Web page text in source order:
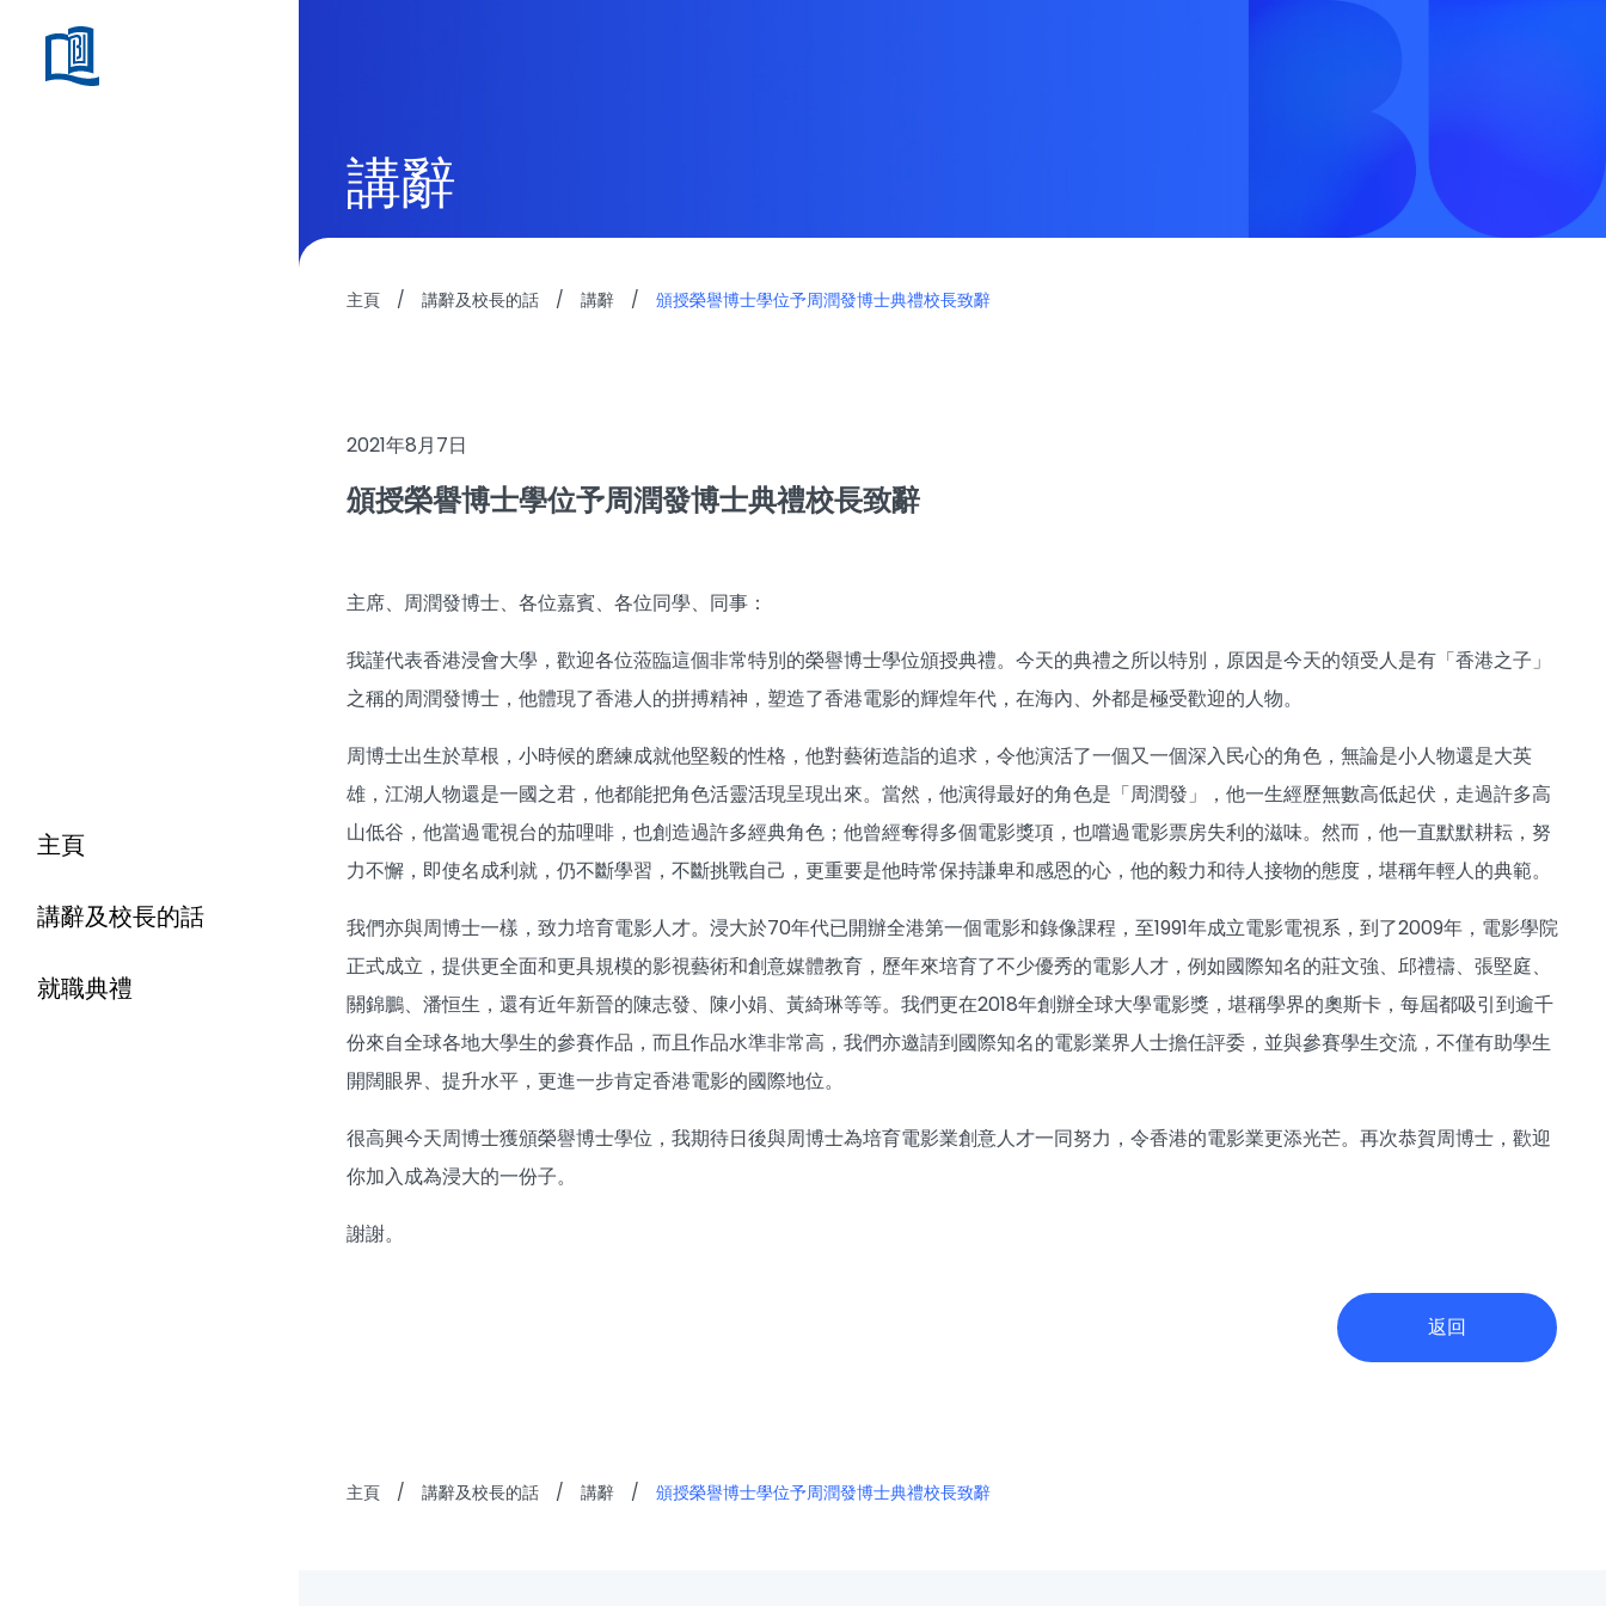
主頁
講辭及校長的話
就職典禮
講辭
主頁 / 講辭及校長的話 / 講辭 / 頒授榮譽博士學位予周潤發博士典禮校長致辭
2021年8月7日
頒授榮譽博士學位予周潤發博士典禮校長致辭
主席、周潤發博士、各位嘉賓、各位同學、同事：
我謹代表香港浸會大學，歡迎各位蒞臨這個非常特別的榮譽博士學位頒授典禮。今天的典禮之所以特別，原因是今天的領受人是有「香港之子」
之稱的周潤發博士，他體現了香港人的拼搏精神，塑造了香港電影的輝煌年代，在海內、外都是極受歡迎的人物。
周博士出生於草根，小時候的磨練成就他堅毅的性格，他對藝術造詣的追求，令他演活了一個又一個深入民心的角色，無論是小人物還是大英
雄，江湖人物還是一國之君，他都能把角色活靈活現呈現出來。當然，他演得最好的角色是「周潤發」，他一生經歷無數高低起伏，走過許多高
山低谷，他當過電視台的茄哩啡，也創造過許多經典角色；他曾經奪得多個電影獎項，也嚐過電影票房失利的滋味。然而，他一直默默耕耘，努
力不懈，即使名成利就，仍不斷學習，不斷挑戰自己，更重要是他時常保持謙卑和感恩的心，他的毅力和待人接物的態度，堪稱年輕人的典範。
我們亦與周博士一樣，致力培育電影人才。浸大於70年代已開辦全港第一個電影和錄像課程，至1991年成立電影電視系，到了2009年，電影學院
正式成立，提供更全面和更具規模的影視藝術和創意媒體教育，歷年來培育了不少優秀的電影人才，例如國際知名的莊文強、邱禮禱、張堅庭、
關錦鵬、潘恒生，還有近年新晉的陳志發、陳小娟、黃綺琳等等。我們更在2018年創辦全球大學電影獎，堪稱學界的奧斯卡，每屆都吸引到逾千
份來自全球各地大學生的參賽作品，而且作品水準非常高，我們亦邀請到國際知名的電影業界人士擔任評委，並與參賽學生交流，不僅有助學生
開闊眼界、提升水平，更進一步肯定香港電影的國際地位。
很高興今天周博士獲頒榮譽博士學位，我期待日後與周博士為培育電影業創意人才一同努力，令香港的電影業更添光芒。再次恭賀周博士，歡迎
你加入成為浸大的一份子。
謝謝。
返回
主頁 / 講辭及校長的話 / 講辭 / 頒授榮譽博士學位予周潤發博士典禮校長致辭